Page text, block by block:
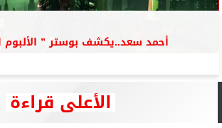
أحمد سعد..يكشف بوستر ” الألبوم
الأعلى قراءة